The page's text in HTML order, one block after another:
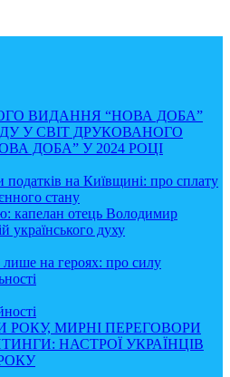
ВИДАННЯ “НОВА ДОБА”
У СВІТ ДРУКОВАНОГО
ДОБА” У 2024 РОЦІ
податків на Київщині: про сплату
стану
капелан отець Володимир
українського духу
лише на героях: про силу
РОКУ, МИРНІ ПЕРЕГОВОРИ
НАСТРОЇ УКРАЇНЦІВ